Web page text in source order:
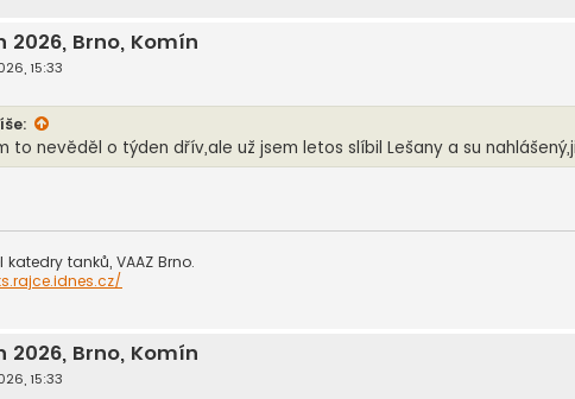
2026, Brno, Komín
15:33
to nevěděl o týden dřív,ale už jsem letos slíbil Lešany a su
katedry tanků, VAAZ Brno.
2026, Brno, Komín
15:33